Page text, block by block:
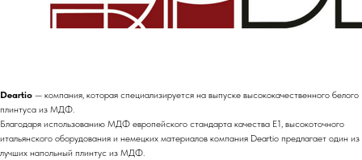
Deartio — компания, которая специализируется на выпуске высококачественного белого
плинтуса из МДФ.
Благодаря использованию МДФ европейского стандарта качества E1, высокоточного
итальянского оборудования и немецких материалов компания Deartio предлагает один из
лучших напольный плинтус из МДФ.